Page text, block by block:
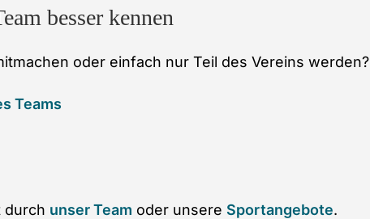
besser kennen
oder einfach nur Teil des Vereins werden?
Teams
durch unser Team oder unsere Sportangebote.